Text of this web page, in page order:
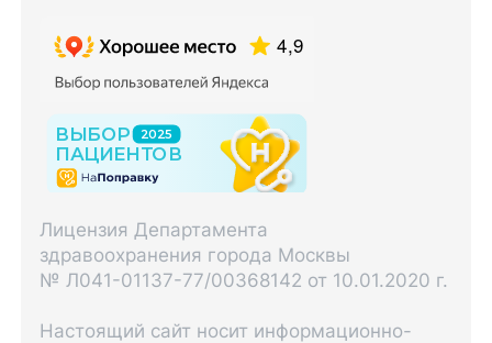
Лицензия Департамента
здравоохранения города Москвы
№ Л041-01137-77/00368142 от 10.01.2020 г.
Настоящий сайт носит информационно-